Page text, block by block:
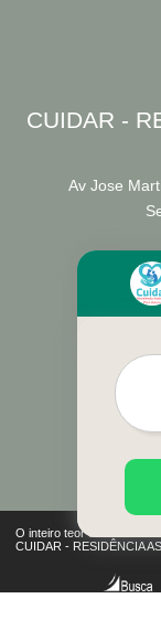
CUIDAR -
Av Jose
O inteiro teor deste site
CUIDAR - RESIDÊNCIA